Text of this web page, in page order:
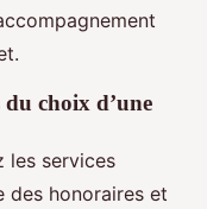
choix d’une
les services
des honoraires et